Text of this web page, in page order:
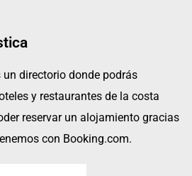
directorio donde podrás
y restaurantes de la costa
reservar un alojamiento gracias
con Booking.com.